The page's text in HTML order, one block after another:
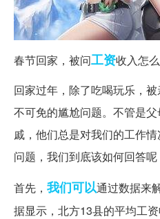
春节回家，被问工资收入怎
回家过年，除了吃喝玩乐，
不可免的尴尬问题。不管是
戚，他们总是对我们的工作
问题，我们到底该如何回答呢
首先， 我们可以通过数据来
据显示，北方13县的平均工